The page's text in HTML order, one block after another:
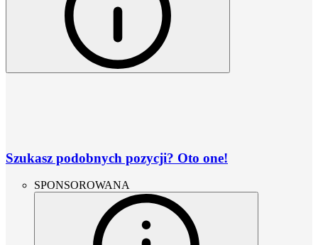
Szukasz podobnych pozycji? Oto one!
SPONSOROWANA